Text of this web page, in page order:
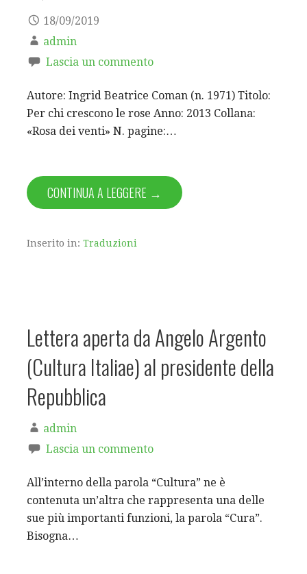
18/09/2019
admin
Lascia un commento
Autore: Ingrid Beatrice Coman (n. 1971) Titolo:
Per chi crescono le rose Anno: 2013 Collana:
«Rosa dei venti» N. pagine:…
CONTINUA A LEGGERE →
Inserito in: Traduzioni
Lettera aperta da Angelo Argento
(Cultura Italiae) al presidente della
Repubblica
admin
Lascia un commento
All’interno della parola “Cultura” ne è
contenuta un’altra che rappresenta una delle
sue più importanti funzioni, la parola “Cura”.
Bisogna…